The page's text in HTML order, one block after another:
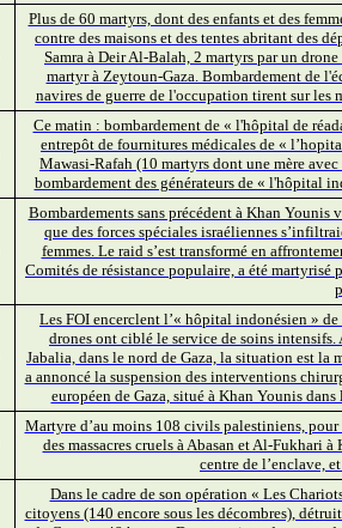
Plus de 60 martyrs, dont des enfants et des
contre des maisons et des tentes abritant des
Samra à Deir Al-Balah, 2 martyrs par un
martyr à Zeytoun-Gaza. Bombardement de
navires de guerre de l'occupation tirent sur les
Ce matin : bombardement de « l'hôpital de
entrepôt de fournitures médicales de «
Mawasi-Rafah (10 martyrs dont une mère
bombardement des générateurs de « l'hôpital
Bombardements sans précédent à Khan Younis
que des forces spéciales israéliennes
femmes. Le raid s’est transformé en
Comités de résistance populaire, a été martyrisé
Les FOI encerclent l’« hôpital indonésien »
drones ont ciblé le service de soins intensifs.
Jabalia, dans le nord de Gaza, la situation est
a annoncé la suspension des interventions
européen de Gaza, situé à Khan Younis
Martyre d’au moins 108 civils palestiniens,
des massacres cruels à Abasan et Al-Fukhari
centre de l’enclave,
Dans le cadre de son opération « Les
citoyens (140 encore sous les décombres),